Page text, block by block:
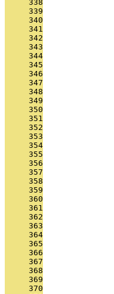
     338
     339
     340
     341
     342
     343
     344
     345
     346
     347
     348
     349
     350
     351
     352
     353
     354
     355
     356
     357
     358
     359
     360
     361
     362
     363
     364
     365
     366
     367
     368
     369
     370